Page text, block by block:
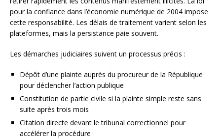
pour la confiance dans l’économie numérique de 2004 impose
cette responsabilité. Les délais de traitement varient selon les
plateformes, mais la persistance paie souvent.
Les démarches judiciaires suivent un processus précis :
Dépôt d’une plainte auprès du procureur de la République
pour déclencher l’action publique
Constitution de partie civile si la plainte simple reste sans
suite après trois mois
Citation directe devant le tribunal correctionnel pour
accélérer la procédure